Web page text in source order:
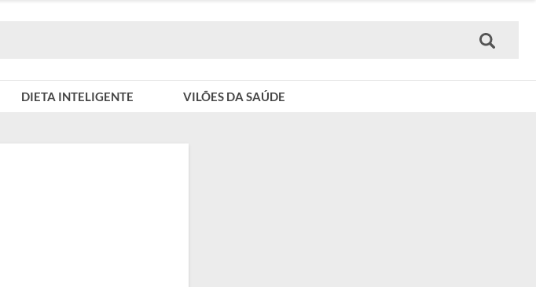
DIETA INTELIGENTE VILÕES DA SAÚDE